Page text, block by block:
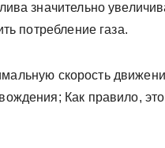
значительно
потребление газа.
скорость
Как правило,